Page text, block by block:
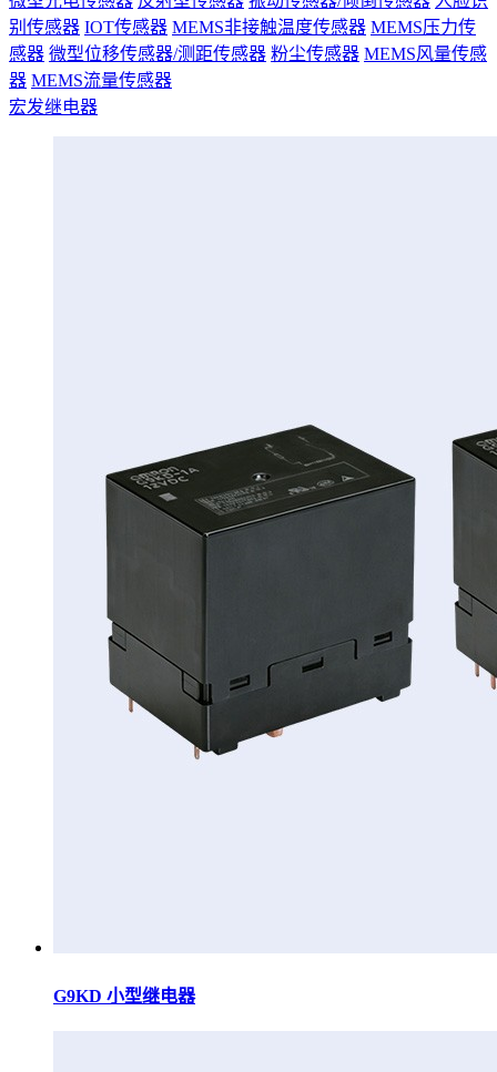
别传感器 IOT传感器 MEMS非接触温度传感器 MEMS压力传
感器 微型位移传感器/测距传感器 粉尘传感器 MEMS风量传感
器 MEMS流量传感器
宏发继电器
G9KD 小型继电器